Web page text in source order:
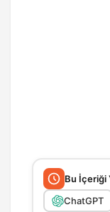
Bu İçeriği
ChatGPT